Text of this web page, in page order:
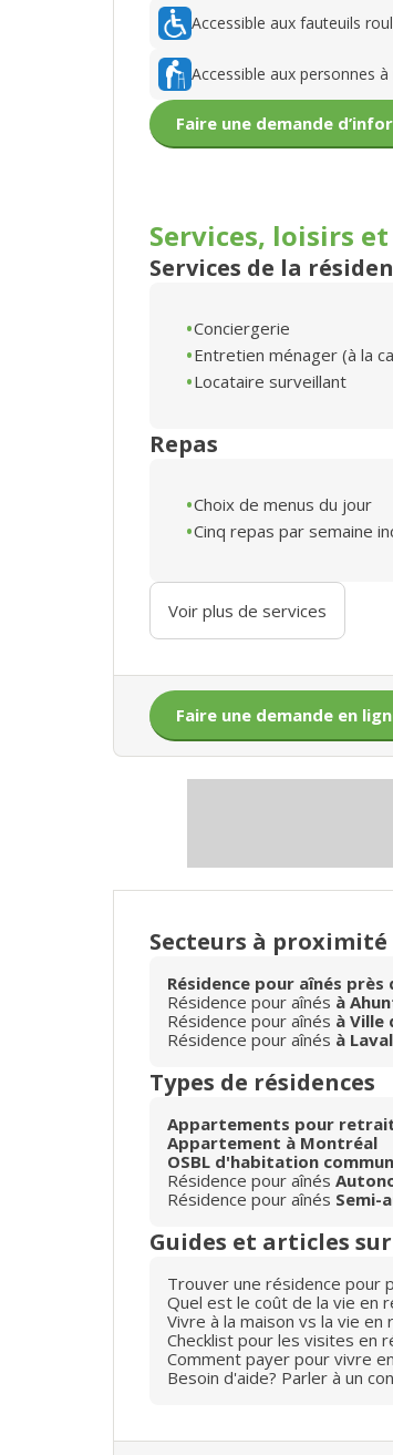
Accessible aux fauteuils
Accessible aux personnes
Faire une demande
Services, loisirs et
Services de la
Conciergerie
Entretien ménager (à la
Locataire surveillant
Repas
Choix de menus du jour
Cinq repas par semaine
Voir plus de services
Faire une demande en
Secteurs à proximité
Résidence pour aînés
Résidence pour aînés à
Résidence pour aînés à Ville
Résidence pour aînés à
Types de résidences
Appartements pour
Appartement à Montréal
OSBL d'habitation
Résidence pour aînés
Résidence pour aînés Semi-
Guides et articles
Trouver une résidence pour
Quel est le coût de la vie en
Vivre à la maison vs la vie
Checklist pour les visites en
Comment payer pour vivre
Besoin d'aide? Parler à un